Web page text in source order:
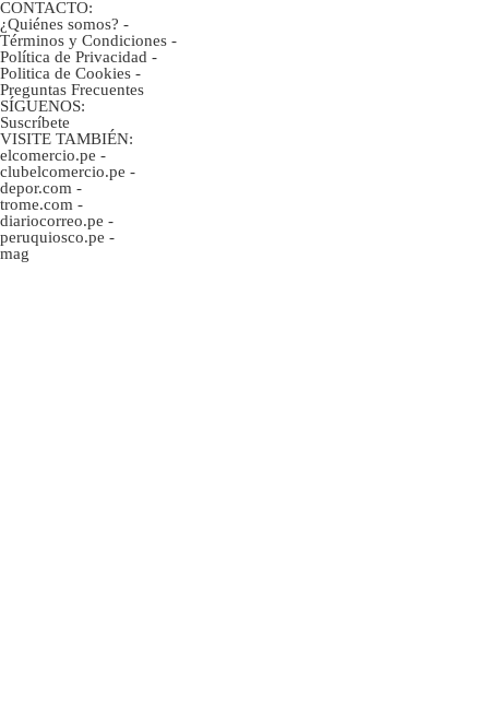
CONTACTO:
¿Quiénes somos? -
Términos y Condiciones -
Política de Privacidad -
Politica de Cookies -
Preguntas Frecuentes
SÍGUENOS:
Suscríbete
VISITE TAMBIÉN:
elcomercio.pe -
clubelcomercio.pe -
depor.com -
trome.com -
diariocorreo.pe -
peruquiosco.pe -
mag